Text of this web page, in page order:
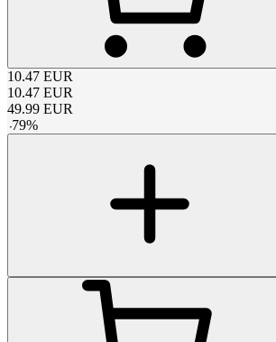
10.47 EUR
10.47 EUR
49.99 EUR
-79%